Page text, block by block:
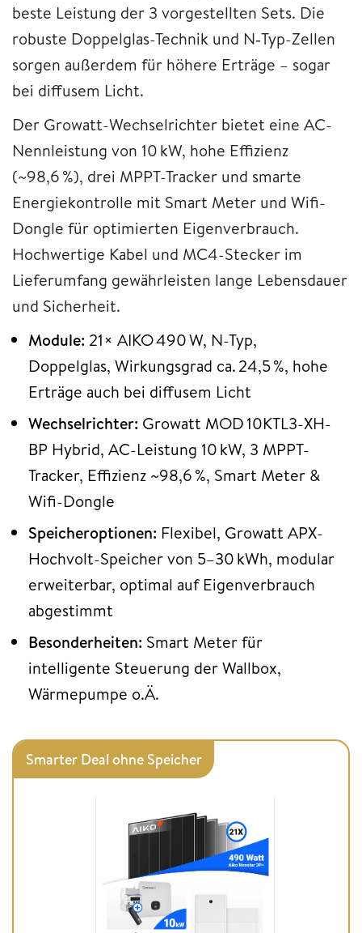
beste Leistung der 3 vorgestellten Sets. Die
robuste Doppelglas-Technik und N‑Typ-Zellen
sorgen außerdem für höhere Erträge – sogar
bei diffusem Licht.
Der Growatt-Wechselrichter bietet eine AC-
Nennleistung von 10 kW, hohe Effizienz
(~98,6 %), drei MPPT-Tracker und smarte
Energiekontrolle mit Smart Meter und Wifi-
Dongle für optimierten Eigenverbrauch.
Hochwertige Kabel und MC4-Stecker im
Lieferumfang gewährleisten lange Lebensdauer
und Sicherheit.
Module: 21× AIKO 490 W, N-Typ,
Doppelglas, Wirkungsgrad ca. 24,5 %, hohe
Erträge auch bei diffusem Licht
Wechselrichter: Growatt MOD 10KTL3-XH-
BP Hybrid, AC-Leistung 10 kW, 3 MPPT-
Tracker, Effizienz ~98,6 %, Smart Meter &
Wifi-Dongle
Speicheroptionen: Flexibel, Growatt APX-
Hochvolt-Speicher von 5–30 kWh, modular
erweiterbar, optimal auf Eigenverbrauch
abgestimmt
Besonderheiten: Smart Meter für
intelligente Steuerung der Wallbox,
Wärmepumpe o.Ä.
Smarter Deal ohne Speicher